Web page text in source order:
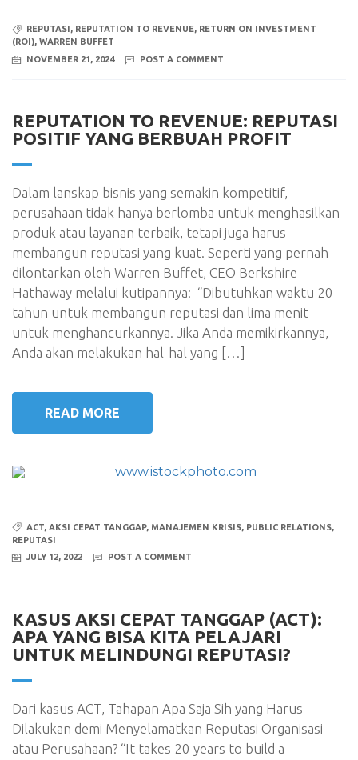
REPUTASI, REPUTATION TO REVENUE, RETURN ON INVESTMENT
(ROI), WARREN BUFFET
NOVEMBER 21, 2024
POST A COMMENT
REPUTATION TO REVENUE: REPUTASI
POSITIF YANG BERBUAH PROFIT
Dalam lanskap bisnis yang semakin kompetitif,
perusahaan tidak hanya berlomba untuk menghasilkan
produk atau layanan terbaik, tetapi juga harus
membangun reputasi yang kuat. Seperti yang pernah
dilontarkan oleh Warren Buffet, CEO Berkshire
Hathaway melalui kutipannya: “Dibutuhkan waktu 20
tahun untuk membangun reputasi dan lima menit
untuk menghancurkannya. Jika Anda memikirkannya,
Anda akan melakukan hal-hal yang […]
READ MORE
ACT, AKSI CEPAT TANGGAP, MANAJEMEN KRISIS, PUBLIC RELATIONS,
REPUTASI
JULY 12, 2022
POST A COMMENT
KASUS AKSI CEPAT TANGGAP (ACT):
APA YANG BISA KITA PELAJARI
UNTUK MELINDUNGI REPUTASI?
Dari kasus ACT, Tahapan Apa Saja Sih yang Harus
Dilakukan demi Menyelamatkan Reputasi Organisasi
atau Perusahaan? “It takes 20 years to build a